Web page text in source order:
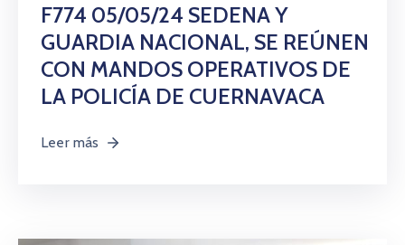
F774 05/05/24 SEDENA Y
GUARDIA NACIONAL, SE REÚNEN
CON MANDOS OPERATIVOS DE
LA POLICÍA DE CUERNAVACA
Leer más